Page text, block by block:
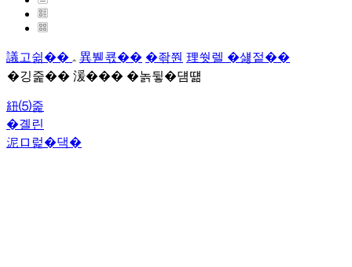
議고쉶�� 異붿쿇�� �좎쭨 理쒓렐 �섏젙��
�깅줉�� 湲��� �놁뒿�덈떎
紐⑸줉
�곌린
泥ロ럹�댁�